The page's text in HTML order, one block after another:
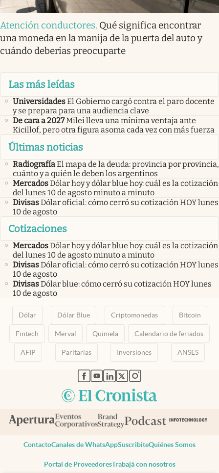
Atención conductores. Qué significa encontrar
una moneda en la manija de la puerta del auto y
cuándo deberías preocuparte
Las más leídas
UniversidadesEl Gobierno cargó contra el paro docente
y se prepara para una audiencia clave
De cara a 2027Milei lleva una mínima ventaja ante
Kicillof, pero otra figura asoma cada vez con más fuerza
Últimas noticias
RadiografíaEl mapa de la deuda: provincia por provincia,
cuánto y a quién le deben los argentinos
MercadosDólar hoy y dólar blue hoy: cuál es la cotización
del lunes 10 de agosto minuto a minuto
DivisasDólar oficial: cómo cerró su cotización HOY lunes
10 de agosto
Cotizaciones
MercadosDólar hoy y dólar blue hoy: cuál es la cotización
del lunes 10 de agosto minuto a minuto
DivisasDólar oficial: cómo cerró su cotización HOY lunes
10 de agosto
DivisasDólar blue: cómo cerró su cotización HOY lunes
10 de agosto
Dólar Dólar Blue Criptomonedas Bitcoin
Fintech Merval Quiniela Calendario de feriados
AFIP Paritarias Inversiones ANSES
abre en nueva pestaña
abre en nueva pestaña
abre en nueva pestaña
abre en nueva pestaña
abre en nueva pestaña
ContactoCanales de WhatsAppSuscribiteQuiénes Somos
Portal de ProveedoresTrabajá con nosotros